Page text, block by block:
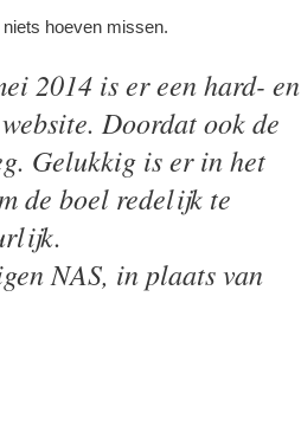
hoeven missen.
2014 is er een hard- en
Doordat ook de
Gelukkig is er in het
de boel redelijk te
NAS, in plaats van